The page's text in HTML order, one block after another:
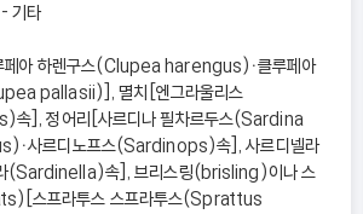
기타
페아 하렌구스(Clupea harengus)ㆍ클루페아
pallasii)], 멸치[엔그라울리스
속], 정어리[사르디나 필차르두스(Sardina
ㆍ사르디노프스(Sardinops)속], 사르디넬라
(Sardinella)속], 브리스링(brisling)이나 스
스프라투스 스프라투스(Sprattus